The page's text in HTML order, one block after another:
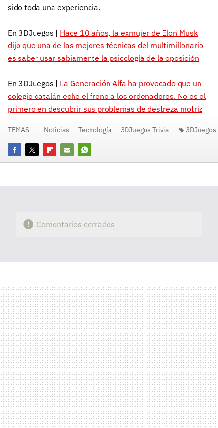
sido toda una experiencia.
En 3DJuegos | Hace 10 años, la exmujer de Elon Musk
dijo que una de las mejores técnicas del multimillonario
es saber usar sabiamente la psicología de la oposición
En 3DJuegos | La Generación Alfa ha provocado que un
colegio catalán eche el freno a los ordenadores. No es el
primero en descubrir sus problemas de destreza motriz
FacebookTwitterFlipboard
E-
Whatsapp
TEMAS Noticias Tecnología 3DJuegos Trivia 3DJuegos
Comentarios cerrados